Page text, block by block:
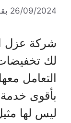
26/09/2024
شركة عزل
التعامل
بأقوى
ليس لها